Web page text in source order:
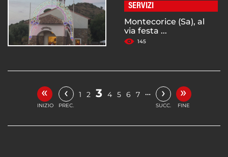
SERVIZI
Montecorice (Sa), al
via festa ...
145
«
INIZIO
‹
PREC.
1 2 3 4 5 6 7 … ›
SUCC.
»
FINE